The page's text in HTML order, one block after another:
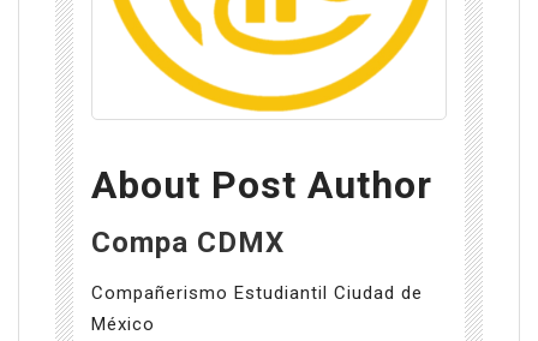
About Post Author
Compa CDMX
Compañerismo Estudiantil Ciudad de
México